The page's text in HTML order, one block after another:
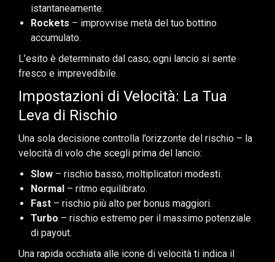
istantaneamente.
Rockets – improvvise metà del tuo bottino
accumulato.
L’esito è determinato dal caso; ogni lancio si sente
fresco e imprevedibile.
Impostazioni di Velocità: La Tua
Leva di Rischio
Una sola decisione controlla l’orizzonte del rischio – la
velocità di volo che scegli prima del lancio:
Slow – rischio basso, moltiplicatori modesti.
Normal – ritmo equilibrato.
Fast – rischio più alto per bonus maggiori.
Turbo – rischio estremo per il massimo potenziale
di payout.
Una rapida occhiata alle icone di velocità ti indica il